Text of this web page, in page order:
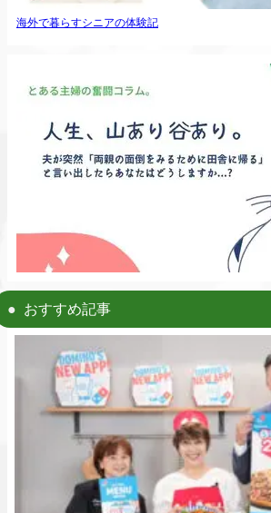
海外で暮らすシニアの体験記
おすすめ記事